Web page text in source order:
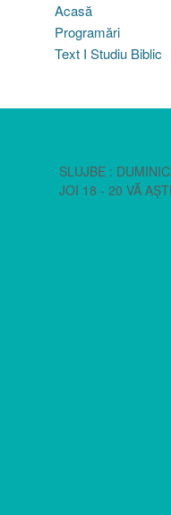
Acasă
Programări
Text I Studiu Biblic
SLUJBE :
JOI 18 - 20 VĂ